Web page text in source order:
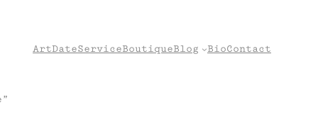
ArtDateServiceBoutiqueBlog BioContact